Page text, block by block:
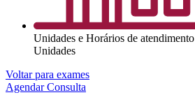
Unidades e Horários de atendimento
Unidades
Voltar para exames
Agendar Consulta